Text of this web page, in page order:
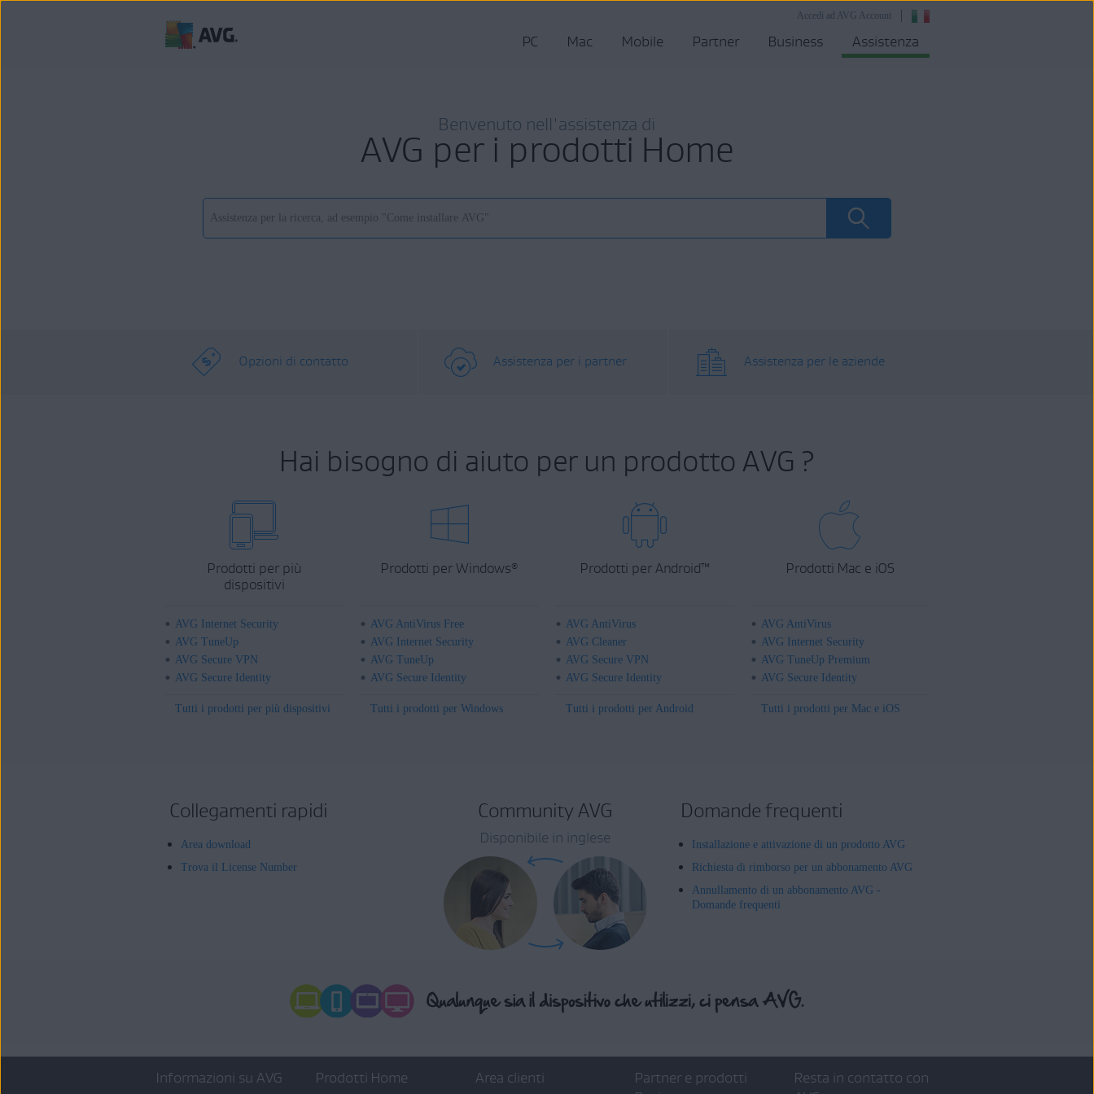
Accedi ad AVG Account
PC Mac Mobile Partner Business Assistenza
Benvenuto nell'assistenza di
AVG per i prodotti Home
Opzioni di contatto Assistenza per i partner Assistenza per le aziende
Hai bisogno di aiuto per un prodotto AVG ?
Prodotti per più
dispositivi
AVG Internet Security
AVG TuneUp
AVG Secure VPN
AVG Secure Identity
Tutti i prodotti per più dispositivi
Prodotti per Windows®
AVG AntiVirus Free
AVG Internet Security
AVG TuneUp
AVG Secure Identity
Tutti i prodotti per Windows
Prodotti per Android™
AVG AntiVirus
AVG Cleaner
AVG Secure VPN
AVG Secure Identity
Tutti i prodotti per Android
Prodotti Mac e iOS
AVG AntiVirus
AVG Internet Security
AVG TuneUp Premium
AVG Secure Identity
Tutti i prodotti per Mac e iOS
Collegamenti rapidi
Area download
Trova il License Number
Community AVG
Disponibile in inglese
Domande frequenti
Installazione e attivazione di un prodotto AVG
Richiesta di rimborso per un abbonamento AVG
Annullamento di un abbonamento AVG -
Domande frequenti
Informazioni su AVG Prodotti Home Area clienti
Partner e prodotti
Resta in contatto con